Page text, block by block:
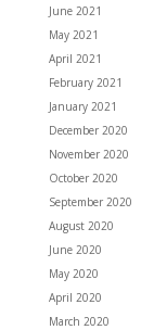
June 2021
May 2021
April 2021
February 2021
January 2021
December 2020
November 2020
October 2020
September 2020
August 2020
June 2020
May 2020
April 2020
March 2020